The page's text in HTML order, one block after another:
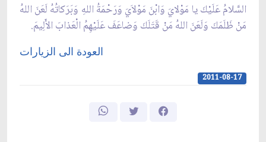
السَّلامُ عَلَيْكَ يا مَوْلايَ وَابْنَ مَوْلاَيَ وَرَحْمَةُ اللهِ وَبَرَكاتُهُ لَعَنَ اللهُ
مَنْ ظَلَمَكَ وَلَعَنَ اللهُ مَنْ قَتَلَكَ وَضاعَفَ عَلَيْهِمُ الْعَذابَ الأَلِيمَ.
العودة الى الزيارات
2011-08-17